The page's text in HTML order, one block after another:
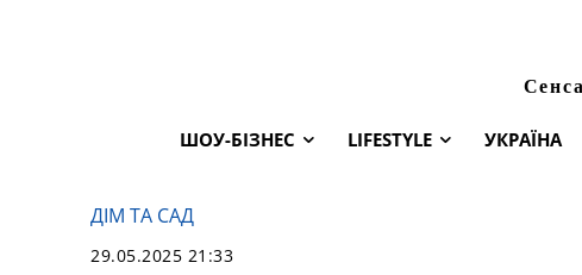
ШОУ-БІЗНЕС LIFESTYLE УКРАЇНА
ДІМ ТА САД
29.05.2025 21:33